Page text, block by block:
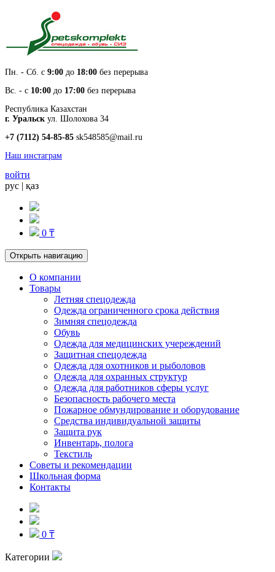
Пн. - Cб. с 9:00 до 18:00 без перерыва
Вс. - с 10:00 до 17:00 без перерыва
Республика Казахстан
г. Уральск ул. Шолохова 34
+7 (7112) 54-85-85 sk548585@mail.ru
Наш инстаграм
войти
рус | қаз
0 ₸
Открыть навигацию
О компании
Товары
Летняя спецодежда
Одежда ограниченного срока действия
Зимняя спецодежда
Обувь
Одежда для медицинских учереждений
Защитная спецодежда
Одежда для охотников и рыболовов
Одежда для охранных структур
Одежда для работников сферы услуг
Безопасность рабочего места
Пожарное обмундирование и оборудование
Средства индивидуальной защиты
Защита рук
Инвентарь, полога
Текстиль
Советы и рекомендации
Школьная форма
Контакты
0 ₸
Категории